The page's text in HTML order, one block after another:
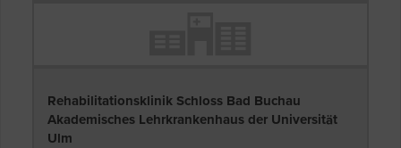
Rehabilitationsklinik Schloss Bad Buchau
Akademisches Lehrkrankenhaus der Universität
Ulm